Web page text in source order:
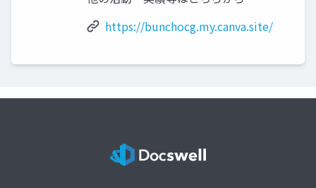
https://bunchocg.my.canva.site/